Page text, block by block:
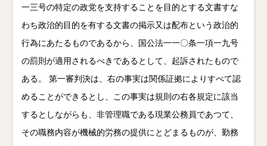
一三号の特定の政党を支持することを目的とする文書すな
わち政治的目的を有する文書の掲示又は配布という政治的
行為にあたるものであるから、国公法一一〇条一項一九号
の罰則が適用されるべきであるとして、起訴されたもので
ある。 第一審判決は、右の事実は関係証拠によりすべて認
めることができるとし、この事実は規則の右各規定に該当
するとしながらも、非管理職である現業公務員であつて、
その職務内容が機械的労務の提供にとどまるものが、勤務